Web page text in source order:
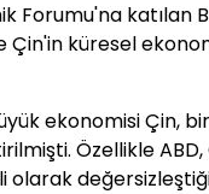
Forumu'na katılan
Çin'in küresel
ekonomisi Çin,
Özellikle
olarak